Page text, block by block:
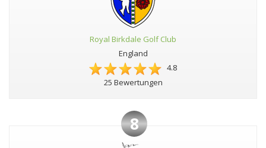
Royal Birkdale Golf Club
England
4.8
25 Bewertungen
8